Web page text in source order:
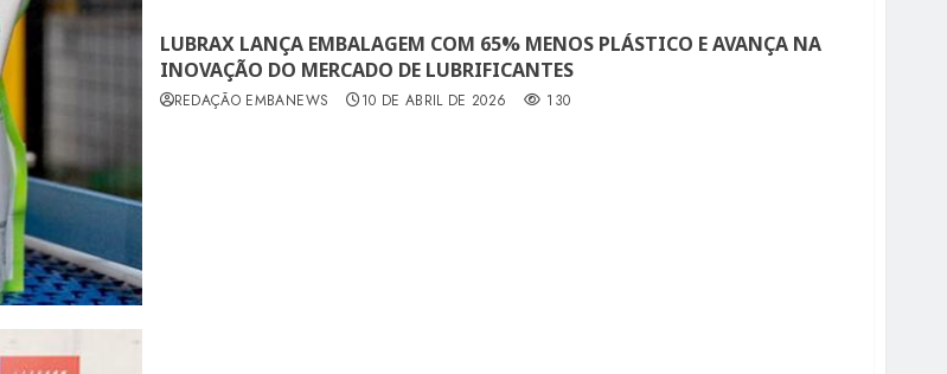
LUBRAX LANÇA EMBALAGEM COM 65% MENOS PLÁSTICO E AVANÇA NA
INOVAÇÃO DO MERCADO DE LUBRIFICANTES
REDAÇÃO EMBANEWS 10 DE ABRIL DE 2026 130